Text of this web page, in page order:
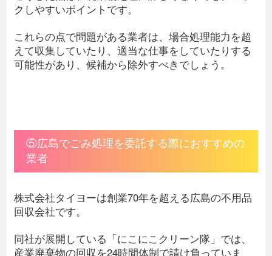
クしやすいポイントです。
これらの点で問題がある業者は、場合処理能力を超
えて収集していたり、適当な仕事をしていたりする
可能性があり、候補から除外すべきでしょう。
⑤広島でごみ処理を委託する際におすすめの
業者
株式会社タイヨーは創業70年を超える広島の不用品
回収会社です。
同社が展開している「にこにこクリーン隊」では、
産業廃棄物の回収を24時間体制で請け負っていま